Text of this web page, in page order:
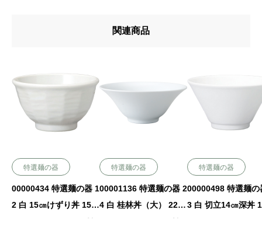
関連商品
特選麺の器
00000434 特選麺の器 1
2 白 15㎝けずり丼 15.1
×8.5㎝ 750㏄ P.165 ￥1
特選麺の器
00001136 特選麺の器 2
4 白 桂林丼（大） 22.3
×9㎝ 1400㏄ P.177 ￥2
特選麺の器
00000498 特選麺の
3 白 切立14㎝深丼